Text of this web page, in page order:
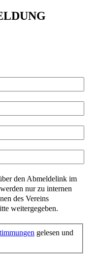
den Abmeldelink im
nur zu internen
des Vereins
weitergegeben.
gelesen und